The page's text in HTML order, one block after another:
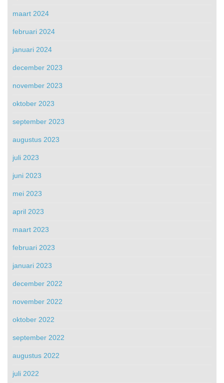
maart 2024
februari 2024
januari 2024
december 2023
november 2023
oktober 2023
september 2023
augustus 2023
juli 2023
juni 2023
mei 2023
april 2023
maart 2023
februari 2023
januari 2023
december 2022
november 2022
oktober 2022
september 2022
augustus 2022
juli 2022